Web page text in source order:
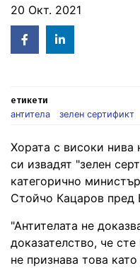
20 Окт. 2021
Facebook
in
етикети
антитела
зелен сертификт
Хората с високи
си извадят "зелен
категорично
Стойчо Кацаров пред
"Антителата не
доказателство, че
не признава това